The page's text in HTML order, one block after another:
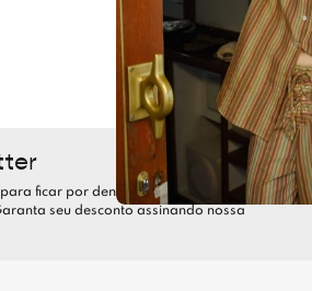
ficar por dentro de todas as nossas
seu desconto assinando nossa